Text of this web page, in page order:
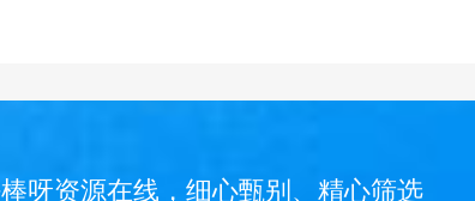
呀资源在线，细心甄别、精心筛选